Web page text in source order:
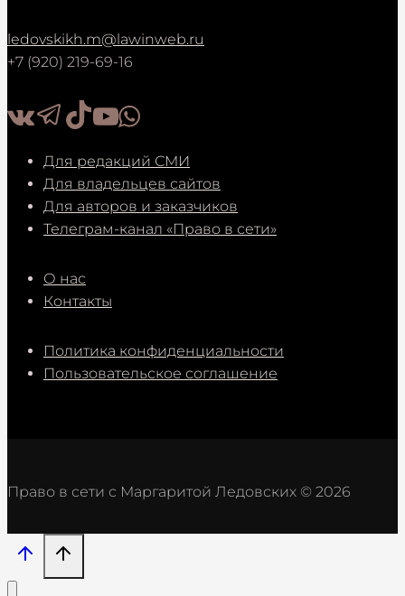
ledovskikh.m@lawinweb.ru
+7 (920) 219-69-16
Для редакций СМИ
Для владельцев сайтов
Для авторов и заказчиков
Телеграм-канал «Право в сети»
О нас
Контакты
Политика конфиденциальности
Пользовательское соглашение
Право в сети с Маргаритой Ледовских © 2026